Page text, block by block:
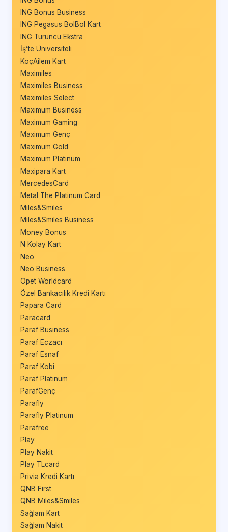
ING Bonus Business
ING Pegasus BolBol Kart
ING Turuncu Ekstra
İş’te Üniversiteli
KoçAilem Kart
Maximiles
Maximiles Business
Maximiles Select
Maximum Business
Maximum Gaming
Maximum Genç
Maximum Gold
Maximum Platinum
Maxipara Kart
MercedesCard
Metal The Platinum Card
Miles&Smiles
Miles&Smiles Business
Money Bonus
N Kolay Kart
Neo
Neo Business
Opet Worldcard
Özel Bankacılık Kredi Kartı
Papara Card
Paracard
Paraf Business
Paraf Eczacı
Paraf Esnaf
Paraf Kobi
Paraf Platinum
ParafGenç
Parafly
Parafly Platinum
Parafree
Play
Play Nakit
Play TLcard
Privia Kredi Kartı
QNB First
QNB Miles&Smiles
Sağlam Kart
Sağlam Nakit